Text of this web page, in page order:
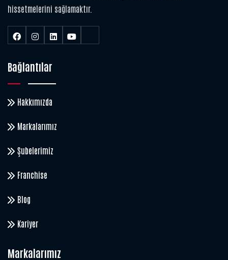
hissetmelerini sağlamaktır.
Bağlantılar
Hakkımızda
Markalarımız
Şubelerimiz
Franchise
Blog
Kariyer
Markalarımız